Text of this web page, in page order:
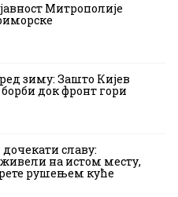
Митрополије
зиму: Зашто Кијев
док фронт гори
славу:
на истом месту,
рушењем куће